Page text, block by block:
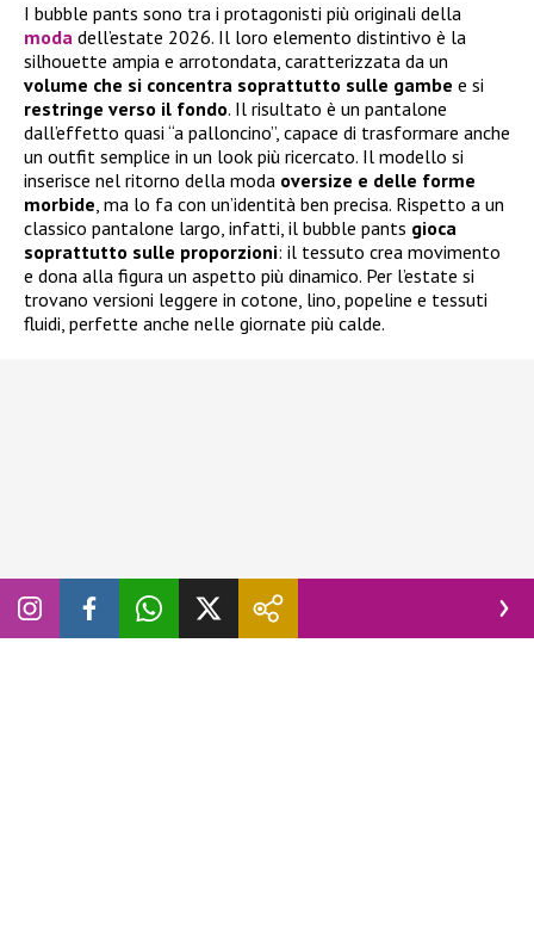
I bubble pants sono tra i protagonisti più originali della
moda dell’estate 2026. Il loro elemento distintivo è la
silhouette ampia e arrotondata, caratterizzata da un
volume che si concentra soprattutto sulle gambe e si
restringe verso il fondo. Il risultato è un pantalone
dall’effetto quasi “a palloncino”, capace di trasformare anche
un outfit semplice in un look più ricercato. Il modello si
inserisce nel ritorno della moda oversize e delle forme
morbide, ma lo fa con un’identità ben precisa. Rispetto a un
classico pantalone largo, infatti, il bubble pants gioca
soprattutto sulle proporzioni: il tessuto crea movimento
e dona alla figura un aspetto più dinamico. Per l’estate si
trovano versioni leggere in cotone, lino, popeline e tessuti
fluidi, perfette anche nelle giornate più calde.